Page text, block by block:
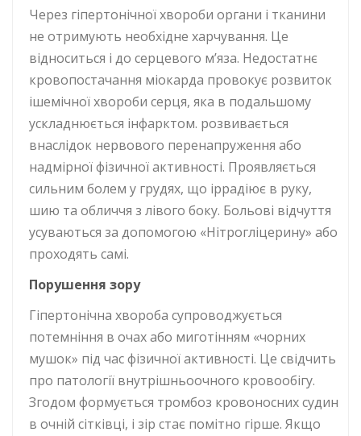
Через гіпертонічної хвороби органи і тканини
не отримують необхідне харчування. Це
відноситься і до серцевого м’яза. Недостатнє
кровопостачання міокарда провокує розвиток
ішемічної хвороби серця, яка в подальшому
ускладнюється інфарктом. розвивається
внаслідок нервового перенапруження або
надмірної фізичної активності. Проявляється
сильним болем у грудях, що іррадіює в руку,
шию та обличчя з лівого боку. Больові відчуття
усуваються за допомогою «Нітрогліцерину» або
проходять самі.
Порушення зору
Гіпертонічна хвороба супроводжується
потемніння в очах або миготінням «чорних
мушок» під час фізичної активності. Це свідчить
про патології внутрішньоочного кровообігу.
Згодом формується тромбоз кровоносних судин
в очній сітківці, і зір стає помітно гірше. Якщо